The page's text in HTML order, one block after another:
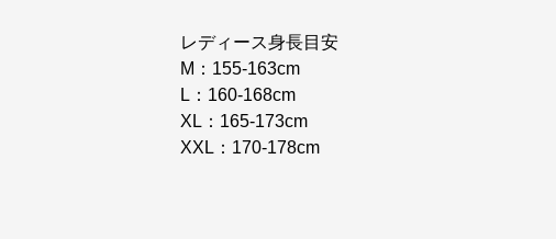
レディース身長目安
M：155-163cm
L：160-168cm
XL：165-173cm
XXL：170-178cm